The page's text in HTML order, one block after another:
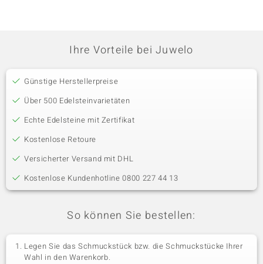
Ihre Vorteile bei Juwelo
Günstige Herstellerpreise
Über 500 Edelsteinvarietäten
Echte Edelsteine mit Zertifikat
Kostenlose Retoure
Versicherter Versand mit DHL
Kostenlose Kundenhotline 0800 227 44 13
So können Sie bestellen:
Legen Sie das Schmuckstück bzw. die Schmuckstücke Ihrer
Wahl in den Warenkorb.